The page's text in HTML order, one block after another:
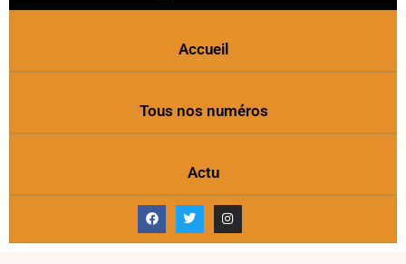
Accueil
Tous nos numéros
Actu